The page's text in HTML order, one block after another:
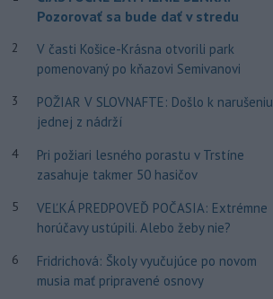
Pozorovať sa bude dať v stredu
2
V časti Košice-Krásna otvorili park
pomenovaný po kňazovi Semivanovi
3
POŽIAR V SLOVNAFTE: Došlo k narušeniu
jednej z nádrží
4
Pri požiari lesného porastu v Trstíne
zasahuje takmer 50 hasičov
5
VEĽKÁ PREDPOVEĎ POČASIA: Extrémne
horúčavy ustúpili. Alebo žeby nie?
6
Fridrichová: Školy vyučujúce po novom
musia mať pripravené osnovy